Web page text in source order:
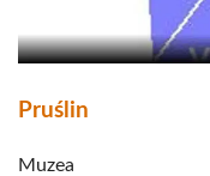
Pruślin
Muzea